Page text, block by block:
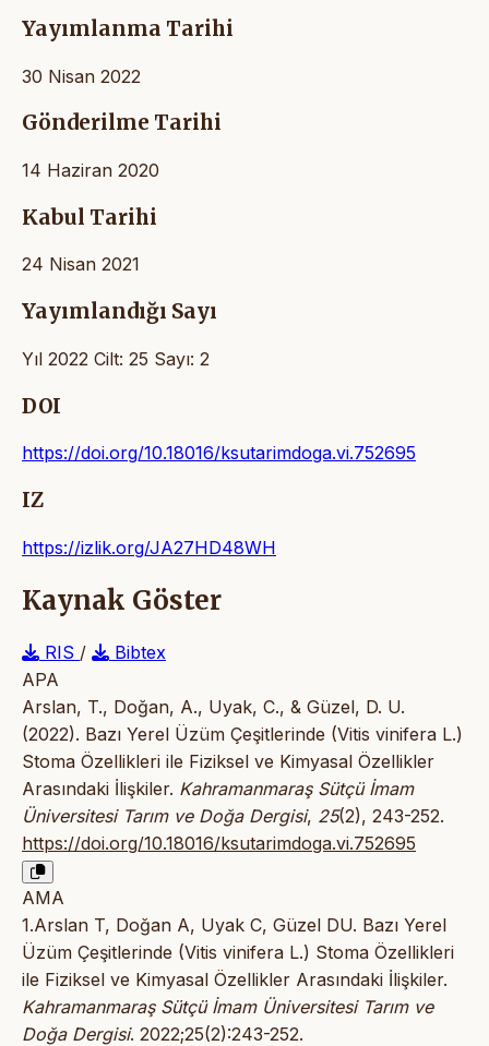
Yayımlanma Tarihi
30 Nisan 2022
Gönderilme Tarihi
14 Haziran 2020
Kabul Tarihi
24 Nisan 2021
Yayımlandığı Sayı
Yıl 2022 Cilt: 25 Sayı: 2
DOI
https://doi.org/10.18016/ksutarimdoga.vi.752695
IZ
https://izlik.org/JA27HD48WH
Kaynak Göster
RIS /
Bibtex
APA
Arslan, T., Doğan, A., Uyak, C., & Güzel, D. U.
(2022). Bazı Yerel Üzüm Çeşitlerinde (Vitis vinifera L.)
Stoma Özellikleri ile Fiziksel ve Kimyasal Özellikler
Arasındaki İlişkiler. Kahramanmaraş Sütçü İmam
Üniversitesi Tarım ve Doğa Dergisi, 25(2), 243-252.
https://doi.org/10.18016/ksutarimdoga.vi.752695
AMA
1.Arslan T, Doğan A, Uyak C, Güzel DU. Bazı Yerel
Üzüm Çeşitlerinde (Vitis vinifera L.) Stoma Özellikleri
ile Fiziksel ve Kimyasal Özellikler Arasındaki İlişkiler.
Kahramanmaraş Sütçü İmam Üniversitesi Tarım ve
Doğa Dergisi. 2022;25(2):243-252.